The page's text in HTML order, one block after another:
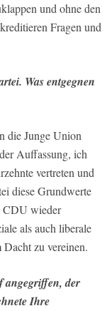
und ohne den
Fragen und
Was entgegnen
die Junge Union
Auffassung, ich
vertreten und
diese Grundwerte
CDU wieder
als auch liberale
zu vereinen.
angegriffen, der
Ihre